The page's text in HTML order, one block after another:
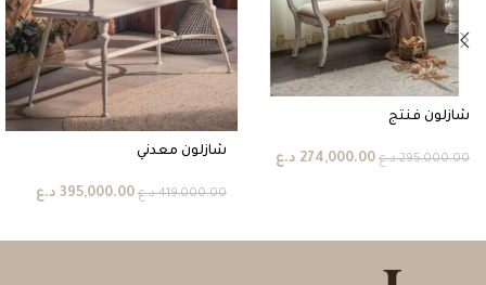
شازلون فنتج
295,000.00 د.ع 274,000.00 د.ع شازلون معدني
419,000.00 د.ع 395,000.00 د.ع